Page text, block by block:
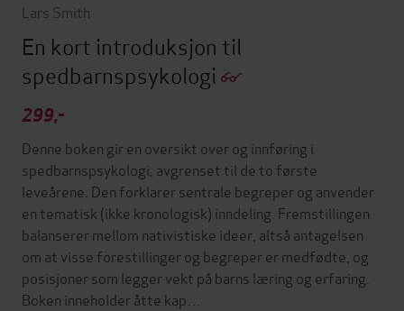
Lars Smith
En kort introduksjon til
spedbarnspsykologi
299,-
Denne boken gir en oversikt over og innføring i
spedbarnspsykologi, avgrenset til de to første
leveårene. Den forklarer sentrale begreper og anvender
en tematisk (ikke kronologisk) inndeling. Fremstillingen
balanserer mellom nativistiske ideer, altså antagelsen
om at visse forestillinger og begreper er medfødte, og
posisjoner som legger vekt på barns læring og erfaring.
Boken inneholder åtte kap…